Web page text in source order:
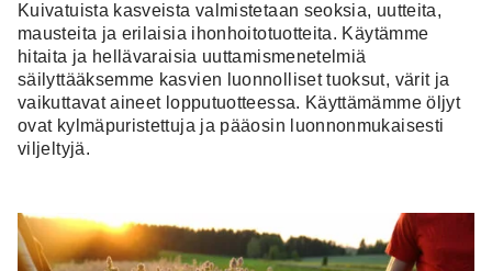
Kuivatuista kasveista valmistetaan seoksia, uutteita,
mausteita ja erilaisia ihonhoitotuotteita. Käytämme
hitaita ja hellävaraisia uuttamismenetelmiä
säilyttääksemme kasvien luonnolliset tuoksut, värit ja
vaikuttavat aineet lopputuotteessa. Käyttämämme öljyt
ovat kylmäpuristettuja ja pääosin luonnonmukaisesti
viljeltyjä.